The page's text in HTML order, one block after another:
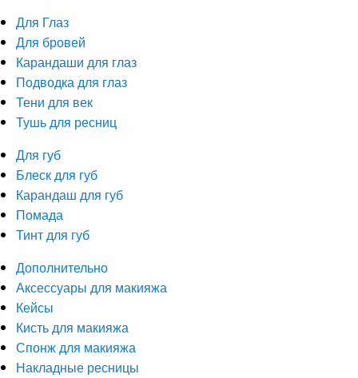
Для Глаз
Для бровей
Карандаши для глаз
Подводка для глаз
Тени для век
Тушь для ресниц
Для губ
Блеск для губ
Карандаш для губ
Помада
Тинт для губ
Дополнительно
Аксессуары для макияжа
Кейсы
Кисть для макияжа
Спонж для макияжа
Накладные ресницы